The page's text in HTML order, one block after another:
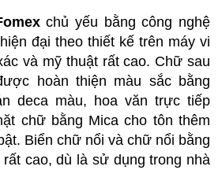
chủ yếu bằng công nghệ
đại theo thiết kế trên máy vi
và mỹ thuật rất cao. Chữ sau
hoàn thiện màu sắc bằng
deca màu, hoa văn trực tiếp
chữ bằng Mica cho tôn thêm
Biển chữ nổi và chữ nổi bằng
cao, dù là sử dụng trong nhà